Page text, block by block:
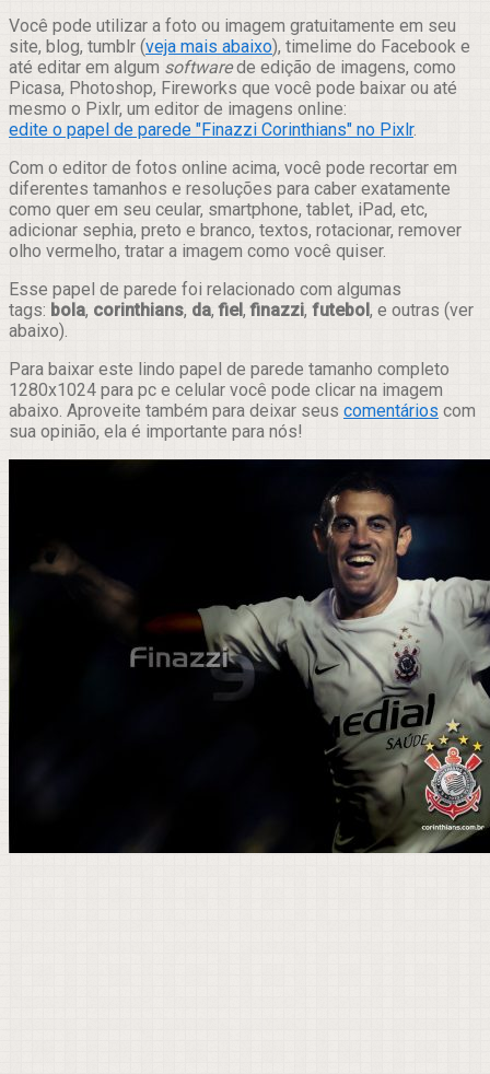
Você pode utilizar a foto ou imagem gratuitamente em seu
site, blog, tumblr (veja mais abaixo), timelime do Facebook e
até editar em algum softwarede edição de imagens, como
Picasa, Photoshop, Fireworks que você pode baixar ou até
mesmo o Pixlr, um editor de imagens online:
edite o papel de parede "Finazzi Corinthians" no Pixlr.
Com o editor de fotos online acima, você pode recortar em
diferentes tamanhos e resoluções para caber exatamente
como quer em seu ceular, smartphone, tablet, iPad, etc,
adicionar sephia, preto e branco, textos, rotacionar, remover
olho vermelho, tratar a imagem como você quiser.
Esse papel de parede foi relacionado com algumas
tags: bola, corinthians, da,fiel,finazzi, futebol, e outras (ver
abaixo).
Para baixar este lindo papel de parede tamanho completo
1280x1024 para pc e celular você pode clicar na imagem
abaixo. Aproveite também para deixar seus comentários com
sua opinião, ela é importante para nós!